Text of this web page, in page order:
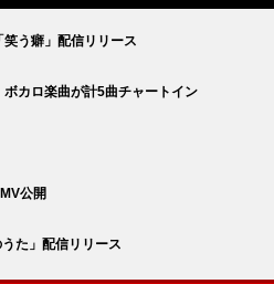
う癖」配信リリース
カロ楽曲が計5曲チャートイン
公開
た」配信リリース